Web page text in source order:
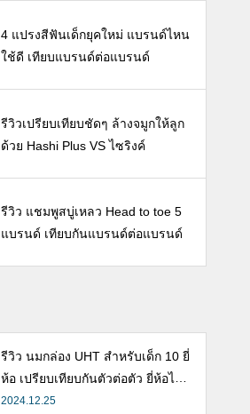
4 แปรงสีฟันเด็กยุคใหม่ แบรนด์ไหน
ใช้ดี เทียบแบรนด์ต่อแบรนด์
รีวิวเปรียบเทียบชัดๆ ล้างจมูกให้ลูก
ด้วย Hashi Plus VS ไซริงค์
รีวิว แชมพูสบู่เหลว Head to toe 5
แบรนด์ เทียบกันแบรนด์ต่อแบรนด์
รีวิว นมกล่อง UHT สำหรับเด็ก 10 ยี่
ห้อ เปรียบเทียบกันตัวต่อตัว ยี่ห้อไห
นดี พร้อมแนะวิธีการเลือกนมกล่องใ
2024.12.25